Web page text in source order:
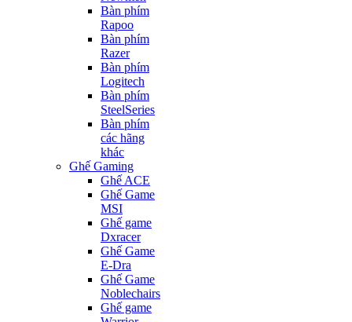
Bàn phím
Rapoo
Bàn phím
Razer
Bàn phím
Logitech
Bàn phím
SteelSeries
Bàn phím
các hãng
khác
Ghế Gaming
Ghế ACE
Ghế Game
MSI
Ghế game
Dxracer
Ghế Game
E-Dra
Ghế Game
Noblechairs
Ghế game